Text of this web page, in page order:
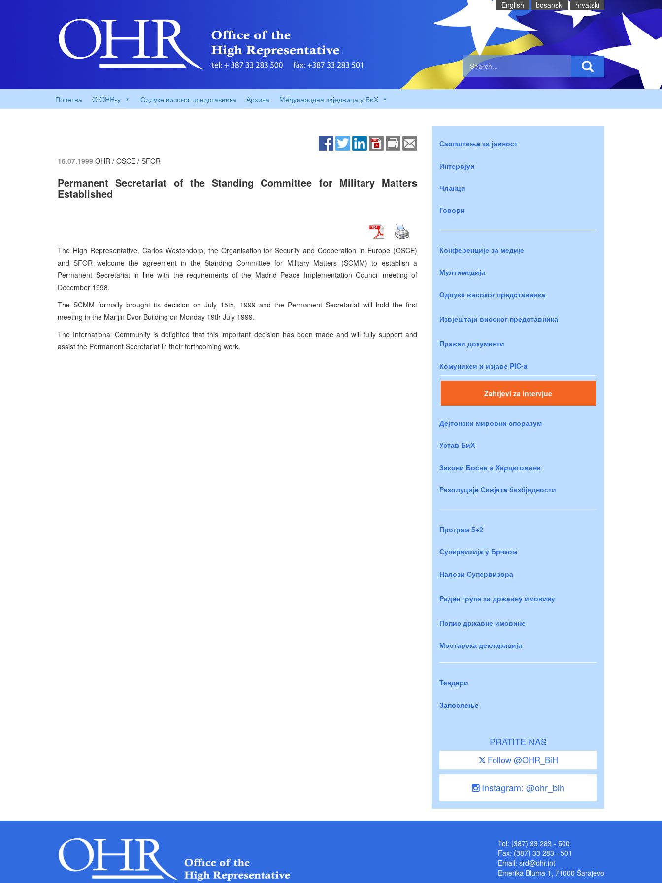
English bosanski hrvatski
Почетна O OHR-у Одлуке високог представника Архива Међународна заједница у БиХ
16.07.1999 OHR / OSCE / SFOR
Permanent Secretariat of the Standing Committee for Military Matters
Established
The High Representative, Carlos Westendorp, the Organisation for Security and Cooperation in Europe (OSCE)
and SFOR welcome the agreement in the Standing Committee for Military Matters (SCMM) to establish a
Permanent Secretariat in line with the requirements of the Madrid Peace Implementation Council meeting of
December 1998.
The SCMM formally brought its decision on July 15th, 1999 and the Permanent Secretariat will hold the first
meeting in the Marijin Dvor Building on Monday 19th July 1999.
The International Community is delighted that this important decision has been made and will fully support and
assist the Permanent Secretariat in their forthcoming work.
Саопштења за јавност
Интервјуи
Чланци
Говори
Конференције за медије
Мултимедија
Одлуке високог представника
Извјештаји високог представника
Правни документи
Комуникеи и изјаве PIC-a
Zahtjevi za intervjue
Дејтонски мировни споразум
Устав БиХ
Закони Босне и Херцеговине
Резолуције Савјета безбједности
Програм 5+2
Супервизија у Брчком
Налози Супервизора
Радне групе за државну имовину
Попис државне имовине
Мостарска декларација
Тендери
Запослење
PRATITE NAS
Follow @OHR_BiH
Instagram: @ohr_bih
Tel: (387) 33 283 - 500
Fax: (387) 33 283 - 501
Email: srd@ohr.int
Emerika Bluma 1, 71000 Sarajevo